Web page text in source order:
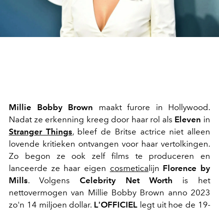
Millie Bobby Brown maakt furore in Hollywood.
Nadat ze erkenning kreeg door haar rol als Eleven in
Stranger Things, bleef de Britse actrice niet alleen
lovende kritieken ontvangen voor haar vertolkingen.
Zo begon ze ook zelf films te produceren en
lanceerde ze haar eigen cosmeticalijn Florence by
Mills. Volgens Celebrity Net Worth is het
nettovermogen van Millie Bobby Brown anno 2023
zo'n 14 miljoen dollar. L'OFFICIEL legt uit hoe de 19-